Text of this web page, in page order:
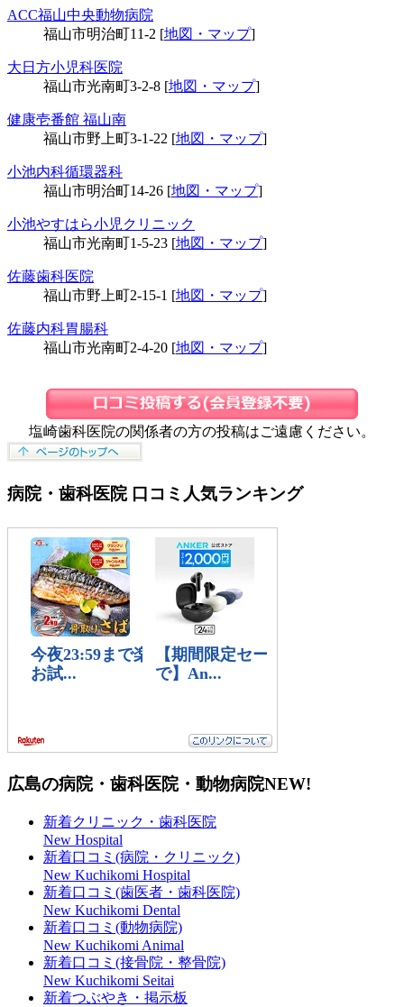
ACC福山中央動物病院
福山市明治町11-2 [地図・マップ]
大日方小児科医院
福山市光南町3-2-8 [地図・マップ]
健康壱番館 福山南
福山市野上町3-1-22 [地図・マップ]
小池内科循環器科
福山市明治町14-26 [地図・マップ]
小池やすはら小児クリニック
福山市光南町1-5-23 [地図・マップ]
佐藤歯科医院
福山市野上町2-15-1 [地図・マップ]
佐藤内科胃腸科
福山市光南町2-4-20 [地図・マップ]
塩崎歯科医院の関係者の方の投稿はご遠慮ください。
病院・歯科医院 口コミ人気ランキング
広島の病院・歯科医院・動物病院NEW!
新着クリニック・歯科医院
New Hospital
新着口コミ(病院・クリニック)
New Kuchikomi Hospital
新着口コミ(歯医者・歯科医院)
New Kuchikomi Dental
新着口コミ(動物病院)
New Kuchikomi Animal
新着口コミ(接骨院・整骨院)
New Kuchikomi Seitai
新着つぶやき・掲示板